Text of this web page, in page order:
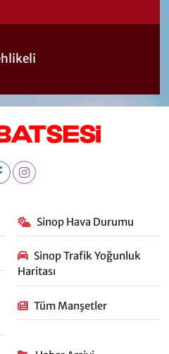
Sinop Hava Durumu
Sinop Trafik Yoğunluk
Haritası
Tüm Manşetler